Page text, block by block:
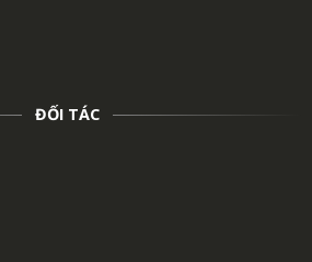
ĐỐI TÁC